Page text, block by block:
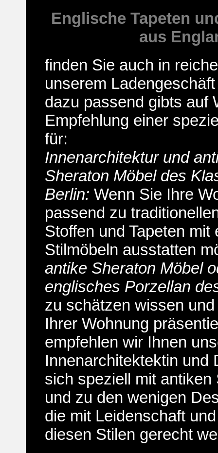
Englische Tapeten
aus
finden Sie auch in
unserem
dazu passend gibts auf
Empfehlung einer
für:
Innenarchitektur und
Sheraton Möbel des
Berlin:Wenn Sie Ihre
passend zu
Stoffen und Tapeten mit
Stilmöbeln ausstatten
antike Sheraton Möbel
englisches Porzellan
zu schätzen wissen
Ihrer Wohnung
empfehlen wir Ihnen
Innenarchitektektin und
sich speziell mit antiken
und zu den wenigen
die mit Leidenschaft
diesen Stilen gerecht